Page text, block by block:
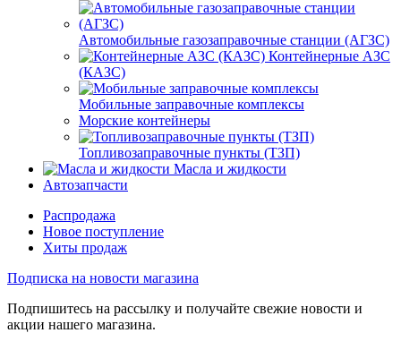
Автомобильные газозаправочные станции (АГЗС)
Контейнерные АЗС
(КАЗС)
Мобильные заправочные комплексы
Морские контейнеры
Топливозаправочные пункты (ТЗП)
Масла и жидкости
Автозапчасти
Распродажа
Новое поступление
Хиты продаж
Подписка на новости магазина
Подпишитесь на рассылку и получайте свежие новости и
акции нашего магазина.